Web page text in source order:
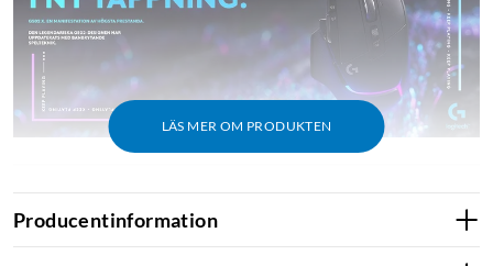
LÄS MER OM PRODUKTEN
Producentinformation